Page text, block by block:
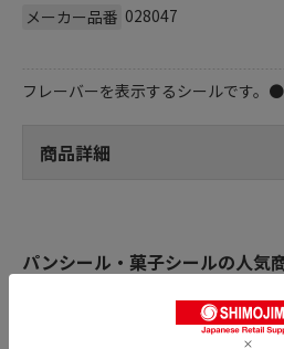
メーカー品番 028047
フレーバーを表示するシールです。
商品詳細
パンシール・菓子シールの人気